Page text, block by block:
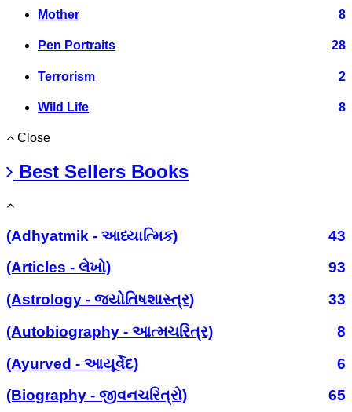
Mother 8
Pen Portraits 28
Terrorism 2
Wild Life 8
Close
Best Sellers Books
(Adhyatmik - આધ્યાત્મિક)
43
(Articles - લેખો)
93
(Astrology - જ્યોતિષશાસ્ત્ર)
33
(Autobiography - આત્મચરિત્ર)
8
(Ayurved - આયૂર્વેદ)
6
(Biography - જીવનચરિત્રો)
65